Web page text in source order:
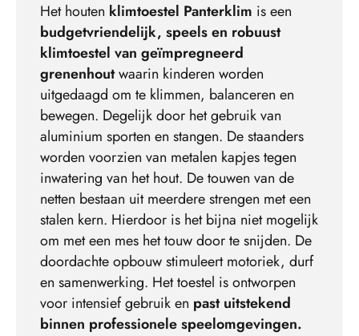
Het houten klimtoestel Panterklim is een
budgetvriendelijk, speels en robuust
klimtoestel van geïmpregneerd
grenenhoutwaarin kinderen worden
uitgedaagd om te klimmen, balanceren en
bewegen. Degelijk door het gebruik van
aluminium sporten en stangen. De staanders
worden voorzien van metalen kapjes tegen
inwatering van het hout. De touwen van de
netten bestaan uit meerdere strengen met een
stalen kern. Hierdoor is het bijna niet mogelijk
om met een mes het touw door te snijden. De
doordachte opbouw stimuleert motoriek, durf
en samenwerking. Het toestel is ontworpen
voor intensief gebruik en past uitstekend
binnen professionele speelomgevingen.